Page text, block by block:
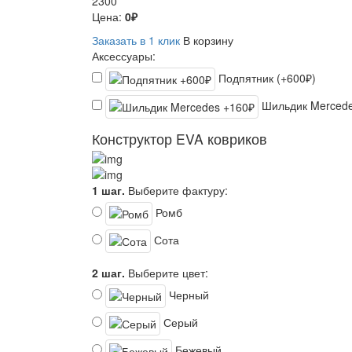
Цена: 0₽
Заказать в 1 клик В корзину
Аксессуары:
Подпятник (+600₽)
Шильдик
Конструктор EVA ковриков
1 шаг. Выберите фактуру:
Ромб
Сота
2 шаг. Выберите цвет:
Черный
Серый